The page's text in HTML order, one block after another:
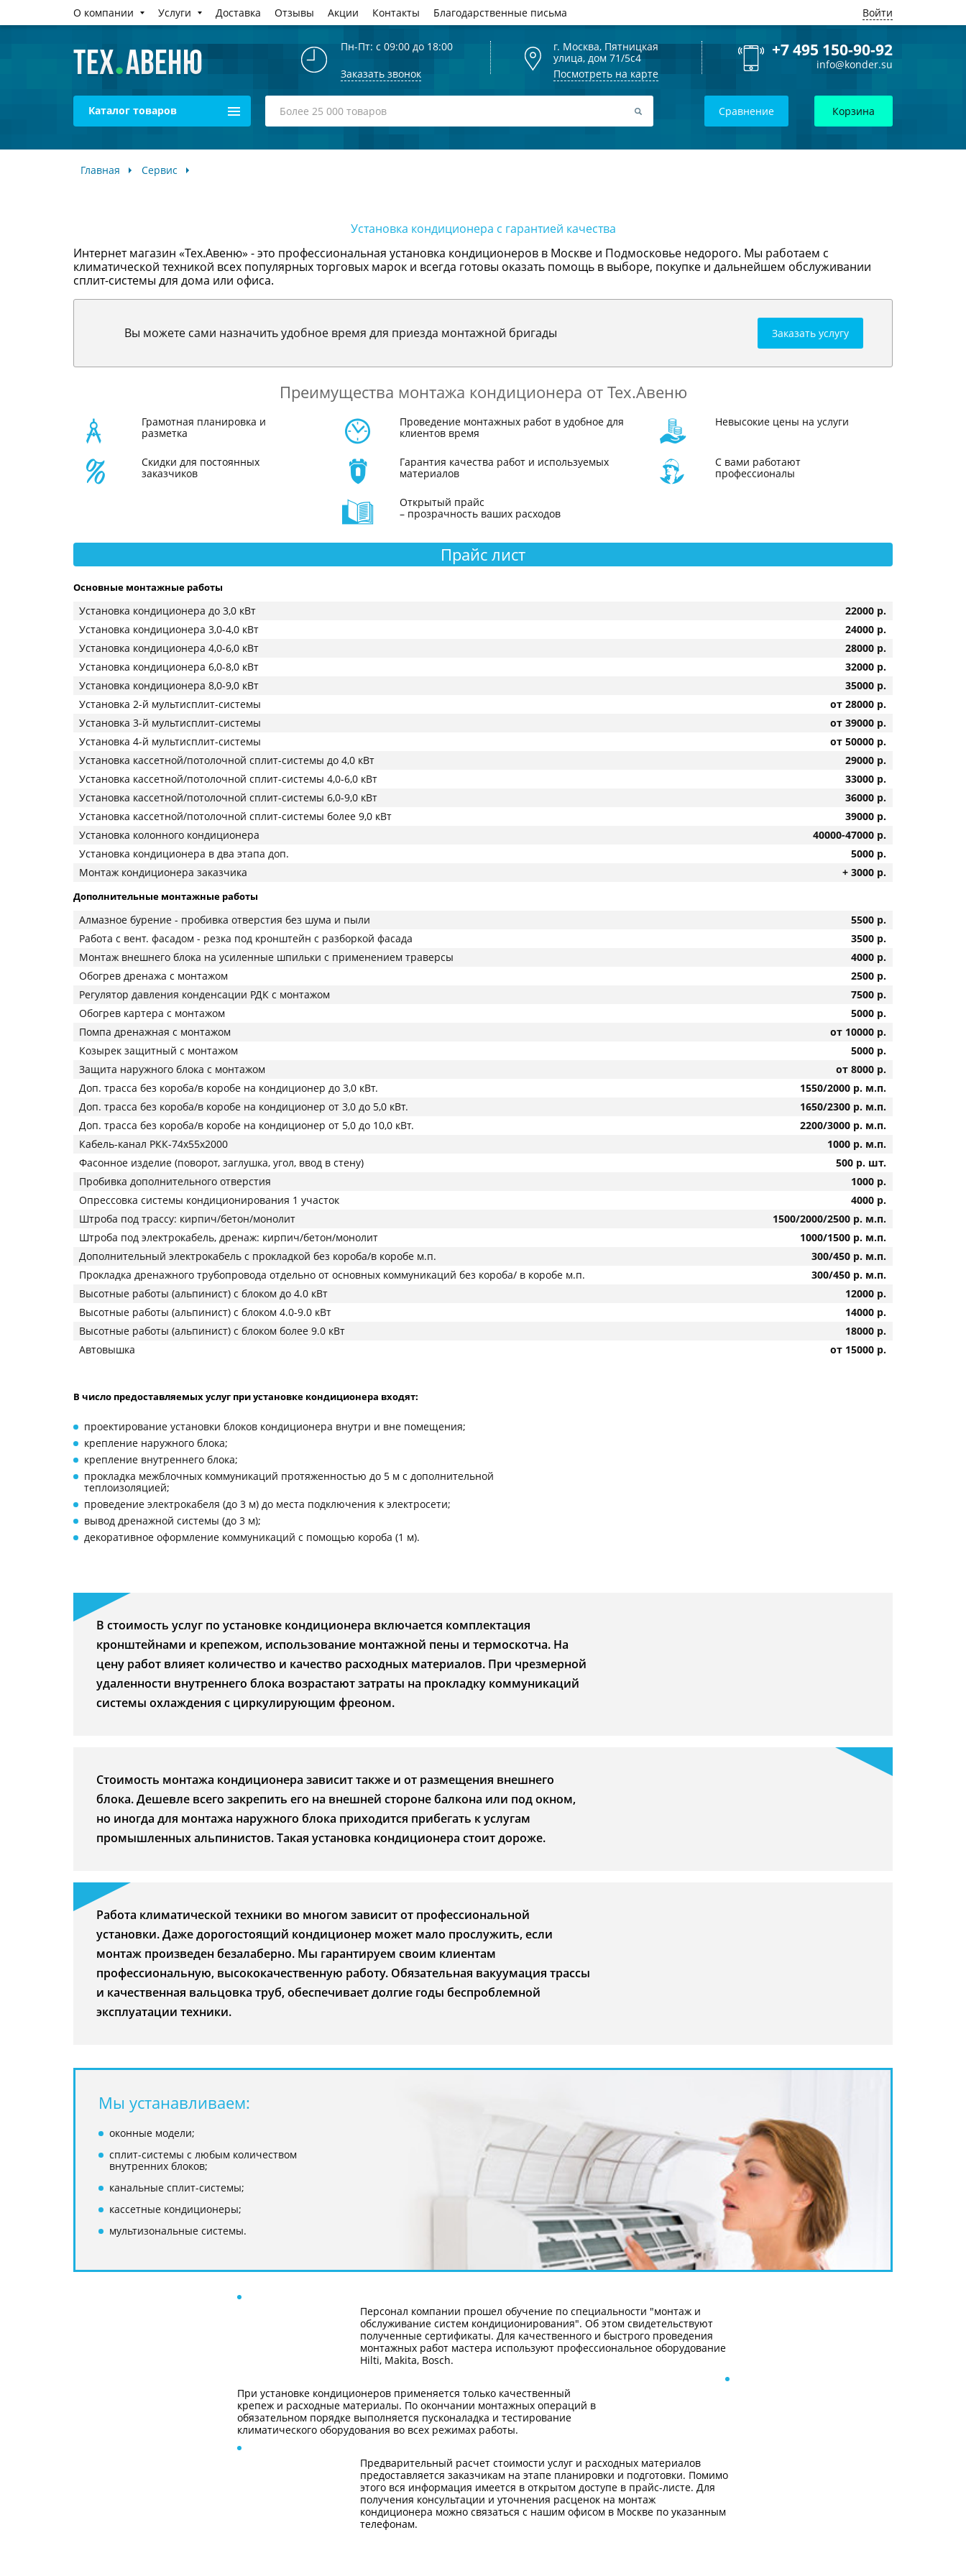
О компании Услуги Доставка Отзывы Акции Контакты Благодарственные письма Войти
Пн-Пт: с 09:00 до 18:00
Заказать звонок
г. Москва, Пятницкая
улица, дом 71/5с4
Посмотреть на карте
+7 495 150-90-92
info@konder.su
Каталог товаров Сравнение Корзина
Главная Сервис
Установка кондиционера с гарантией качества
Интернет магазин «Тех.Авеню» - это профессиональная установка кондиционеров в Москве и Подмосковье недорого. Мы работаем с
климатической техникой всех популярных торговых марок и всегда готовы оказать помощь в выборе, покупке и дальнейшем обслуживании
сплит-системы для дома или офиса.
Вы можете сами назначить удобное время для приезда монтажной бригады Заказать услугу
Преимущества монтажа кондиционера от Тех.Авеню
Грамотная планировка и
разметка
Проведение монтажных работ в удобное для
клиентов время
Невысокие цены на услуги
Скидки для постоянных
заказчиков
Гарантия качества работ и используемых
материалов
С вами работают
профессионалы
Открытый прайс
– прозрачность ваших расходов
Прайс лист
Основные монтажные работы
Установка кондиционера до 3,0 кВт
22000 р.
Установка кондиционера 3,0-4,0 кВт
24000 р.
Установка кондиционера 4,0-6,0 кВт
28000 р.
Установка кондиционера 6,0-8,0 кВт
32000 р.
Установка кондиционера 8,0-9,0 кВт
35000 р.
Установка 2-й мультисплит-системы
от 28000 р.
Установка 3-й мультисплит-системы
от 39000 р.
Установка 4-й мультисплит-системы
от 50000 р.
Установка кассетной/потолочной сплит-системы до 4,0 кВт
29000 р.
Установка кассетной/потолочной сплит-системы 4,0-6,0 кВт
33000 р.
Установка кассетной/потолочной сплит-системы 6,0-9,0 кВт
36000 р.
Установка кассетной/потолочной сплит-системы более 9,0 кВт
39000 р.
Установка колонного кондиционера
40000-47000 р.
Установка кондиционера в два этапа доп.
5000 р.
Монтаж кондиционера заказчика
+ 3000 р.
Дополнительные монтажные работы
Алмазное бурение - пробивка отверстия без шума и пыли
5500 р.
Работа с вент. фасадом - резка под кронштейн с разборкой фасада
3500 р.
Монтаж внешнего блока на усиленные шпильки с применением траверсы
4000 р.
Обогрев дренажа с монтажом
2500 р.
Регулятор давления конденсации РДК с монтажом
7500 р.
Обогрев картера с монтажом
5000 р.
Помпа дренажная с монтажом
от 10000 р.
Козырек защитный с монтажом
5000 р.
Защита наружного блока с монтажом
от 8000 р.
Доп. трасса без короба/в коробе на кондиционер до 3,0 кВт.
1550/2000 р. м.п.
Доп. трасса без короба/в коробе на кондиционер от 3,0 до 5,0 кВт.
1650/2300 р. м.п.
Доп. трасса без короба/в коробе на кондиционер от 5,0 до 10,0 кВт.
2200/3000 р. м.п.
Кабель-канал РКК-74x55х2000
1000 р. м.п.
Фасонное изделие (поворот, заглушка, угол, ввод в стену)
500 р. шт.
Пробивка дополнительного отверстия
1000 р.
Опрессовка системы кондиционирования 1 участок
4000 р.
Штроба под трассу: кирпич/бетон/монолит
1500/2000/2500 р. м.п.
Штроба под электрокабель, дренаж: кирпич/бетон/монолит
1000/1500 р. м.п.
Дополнительный электрокабель с прокладкой без короба/в коробе м.п.
300/450 р. м.п.
Прокладка дренажного трубопровода отдельно от основных коммуникаций без короба/ в коробе м.п.
300/450 р. м.п.
Высотные работы (альпинист) с блоком до 4.0 кВт
12000 р.
Высотные работы (альпинист) с блоком 4.0-9.0 кВт
14000 р.
Высотные работы (альпинист) с блоком более 9.0 кВт
18000 р.
Автовышка
от 15000 р.
В число предоставляемых услуг при установке кондиционера входят:
проектирование установки блоков кондиционера внутри и вне помещения;
крепление наружного блока;
крепление внутреннего блока;
прокладка межблочных коммуникаций протяженностью до 5 м с дополнительной
теплоизоляцией;
проведение электрокабеля (до 3 м) до места подключения к электросети;
вывод дренажной системы (до 3 м);
декоративное оформление коммуникаций с помощью короба (1 м).
В стоимость услуг по установке кондиционера включается комплектация
кронштейнами и крепежом, использование монтажной пены и термоскотча. На
цену работ влияет количество и качество расходных материалов. При чрезмерной
удаленности внутреннего блока возрастают затраты на прокладку коммуникаций
системы охлаждения с циркулирующим фреоном.
Стоимость монтажа кондиционера зависит также и от размещения внешнего
блока. Дешевле всего закрепить его на внешней стороне балкона или под окном,
но иногда для монтажа наружного блока приходится прибегать к услугам
промышленных альпинистов. Такая установка кондиционера стоит дороже.
Работа климатической техники во многом зависит от профессиональной
установки. Даже дорогостоящий кондиционер может мало прослужить, если
монтаж произведен безалаберно. Мы гарантируем своим клиентам
профессиональную, высококачественную работу. Обязательная вакуумация трассы
и качественная вальцовка труб, обеспечивает долгие годы беспроблемной
эксплуатации техники.
Мы устанавливаем:
оконные модели;
сплит-системы с любым количеством
внутренних блоков;
канальные сплит-системы;
кассетные кондиционеры;
мультизональные системы.
Персонал компании прошел обучение по специальности "монтаж и
обслуживание систем кондиционирования". Об этом свидетельствуют
полученные сертификаты. Для качественного и быстрого проведения
монтажных работ мастера используют профессиональное оборудование
Hilti, Makita, Bosch.
При установке кондиционеров применяется только качественный
крепеж и расходные материалы. По окончании монтажных операций в
обязательном порядке выполняется пусконаладка и тестирование
климатического оборудования во всех режимах работы.
Предварительный расчет стоимости услуг и расходных материалов
предоставляется заказчикам на этапе планировки и подготовки. Помимо
этого вся информация имеется в открытом доступе в прайс-листе. Для
получения консультации и уточнения расценок на монтаж
кондиционера можно связаться с нашим офисом в Москве по указанным
телефонам.